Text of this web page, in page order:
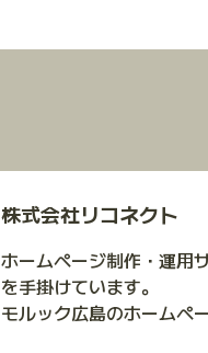
株式会社リコネクト
ホームページ制作・運用
を手掛けています。
モルック広島のホームペ